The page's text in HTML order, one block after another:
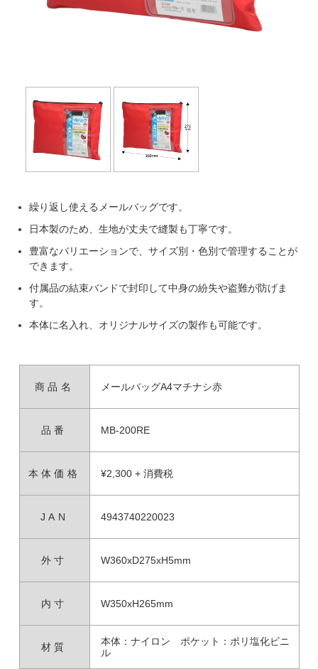
繰り返し使えるメールバッグです。
日本製のため、生地が丈夫で縫製も丁寧です。
豊富なバリエーションで、サイズ別・色別で管理することが
できます。
付属品の結束バンドで封印して中身の紛失や盗難が防げま
す。
本体に名入れ、オリジナルサイズの製作も可能です。
商品名 メールバッグA4マチナシ赤
品番 MB-200RE
本体価格 ¥2,300 + 消費税
JAN 4943740220023
外寸 W360xD275xH5mm
内寸 W350xH265mm
材質
本体：ナイロン ポケット：ポリ塩化ビニ
ル